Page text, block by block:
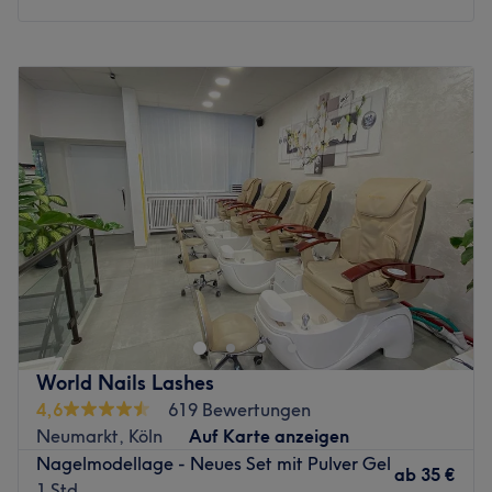
Sản phẩm và nhãn hiệu sản phẩm: CND Shellac.
Tiện ích bổ sung: Es gibt kostenlose Getränke.
Zurück zur Salonansicht
Dienstag
09:30 – 19:30
09:30
09:30–
09:30–
09:00
18:00
Sonntag
Geschlossen
Hallo Freunde der Körperverwöhnung! Im Herzen von
Köln - Sülz findet man nun den Kosmetiksalon My Beauty
Studio in einer ruhigen Seitenstraße. Wer mag, kann sich
seinen persönlichen Termin für ausgewählte Schönheit
und Pflege ganz einfach online über Treatwell raussuchen
und buchen.
Hier ist alles drin, was es für ein Allrounder Beauty Studio
benötigt: Viele klasse Nagelservices, wohltuende und
World Nails Lashes
4,6
619 Bewertungen
Neumarkt, Köln
Auf Karte anzeigen
Nagelmodellage - Neues Set mit Pulver Gel
ab 35 €